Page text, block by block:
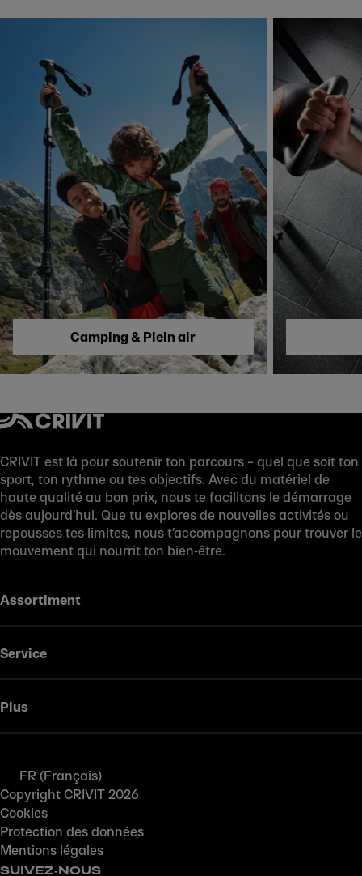
Skip to next section
Camping & Plein air
CRIVIT est là pour soutenir ton parcours – quel que soit ton
sport, ton rythme ou tes objectifs. Avec du matériel de
haute qualité au bon prix, nous te facilitons le démarrage
dès aujourd’hui. Que tu explores de nouvelles activités ou
repousses tes limites, nous t’accompagnons pour trouver le
mouvement qui nourrit ton bien‑être.
Assortiment
Service
Plus
FR (Français)
Copyright CRIVIT 2026
Cookies
Protection des données
Mentions légales
SUIVEZ‑NOUS